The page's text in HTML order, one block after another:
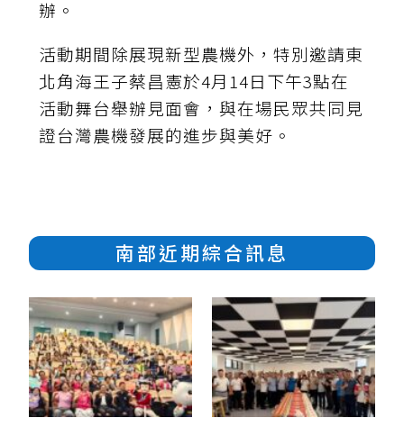
辦。
活動期間除展現新型農機外，特別邀請東
北角海王子蔡昌憲於4月14日下午3點在
活動舞台舉辦見面會，與在場民眾共同見
證台灣農機發展的進步與美好。
南部近期綜合訊息